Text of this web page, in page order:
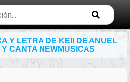
Y LETRA DE KEII DE ANUEL
CANTA NEWMUSICAS